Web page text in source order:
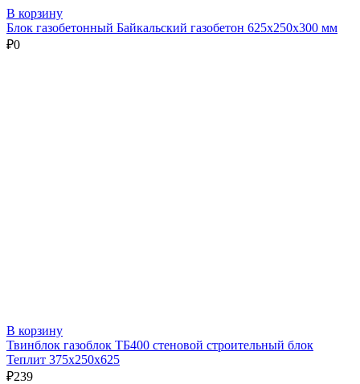
В корзину
Блок газобетонный Байкальский газобетон 625х250х300 мм
₽0
В корзину
Твинблок газоблок ТБ400 стеновой строительный блок
Теплит 375х250х625
₽239